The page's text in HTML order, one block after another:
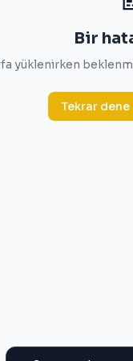
Bir
yüklenirken
Tekrar dene